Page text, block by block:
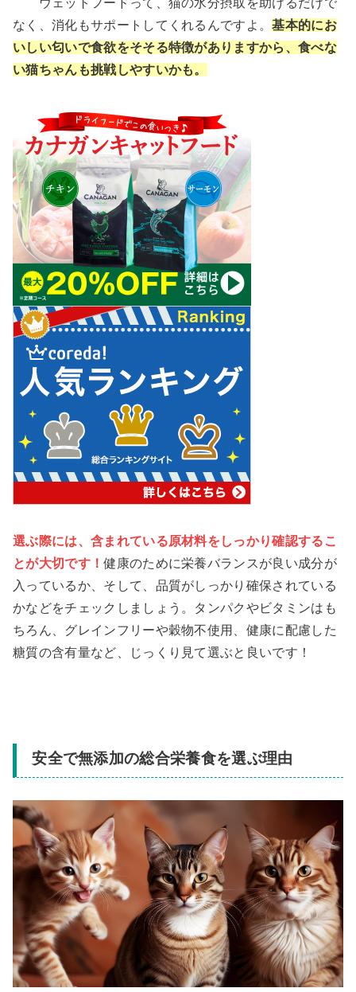
なく、消化もサポートしてくれるんですよ。基本的にお
いしい匂いで食欲をそそる特徴がありますから、食べな
い猫ちゃんも挑戦しやすいかも。
選ぶ際には、含まれている原材料をしっかり確認するこ
とが大切です！健康のために栄養バランスが良い成分が
入っているか、そして、品質がしっかり確保されている
かなどをチェックしましょう。タンパクやビタミンはも
ちろん、グレインフリーや穀物不使用、健康に配慮した
糖質の含有量など、じっくり見て選ぶと良いです！
安全で無添加の総合栄養食を選ぶ理由